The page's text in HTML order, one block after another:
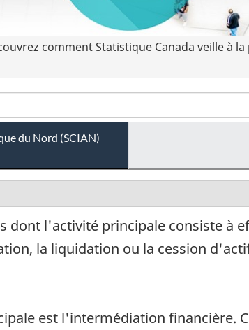
comment Statistique Canada veille à
du Nord (SCIAN)
dont l'activité principale consiste à
la liquidation ou la cession
est l'intermédiation financière.